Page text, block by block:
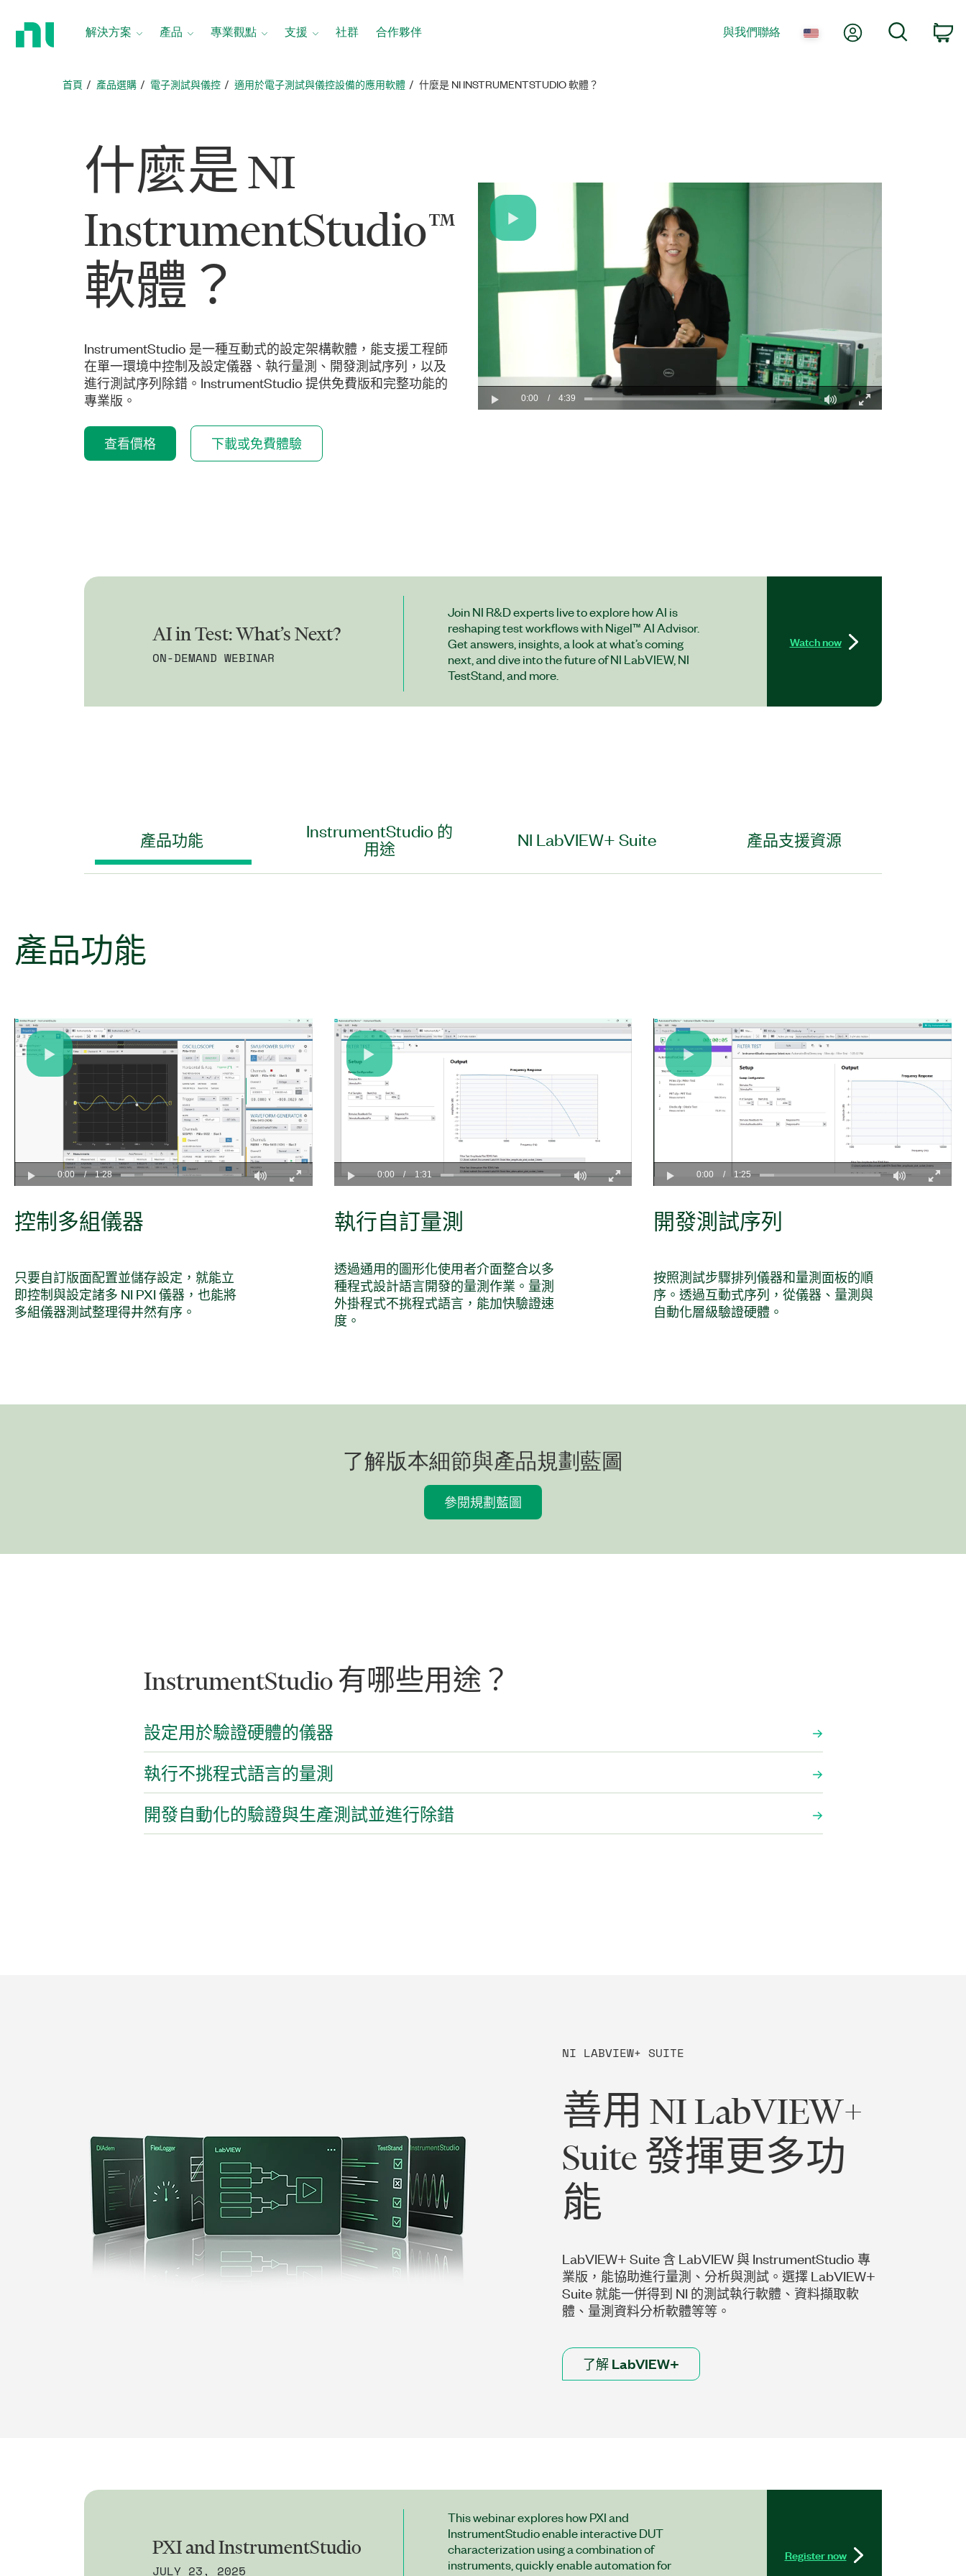
解決方案 產品 專業觀點 支援 社群 合作夥伴 與我們聯絡 我的帳號
首頁 產品選購 電子測試與儀控 適用於電子測試與儀控設備的應用軟體 什麼是 NI INSTRUMENTSTUDIO 軟體？
什麼是 NI
InstrumentStudio™
軟體？
Play
0:00 /
4:39
Fullscreen
InstrumentStudio 是一種互動式的設定架構軟體，能支援工程師
在單一環境中控制及設定儀器、執行量測、開發測試序列，以及
進行測試序列除錯。InstrumentStudio 提供免費版和完整功能的
專業版。
查看價格 下載或免費體驗
AI in Test: What’s Next?
ON-DEMAND WEBINAR
Join NI R&D experts live to explore how AI is
reshaping test workflows with Nigel™ AI Advisor.
Get answers, insights, a look at what’s coming
next, and dive into the future of NI LabVIEW, NI
TestStand, and more.
Watch now
產品功能
InstrumentStudio 的
用途
NI LabVIEW+ Suite 產品支援資源
產品功能
Play
0:00 /
1:28
Fullscreen
控制多組儀器
只要自訂版面配置並儲存設定，就能立
即控制與設定諸多 NI PXI 儀器，也能將
多組儀器測試整理得井然有序。
Play
Video
Play
0:00 /
1:31
Fullscreen
執行 自訂 量測
透過通用的圖形化使用者介面整合以多
種程式設計語言開發的量測作業。量測
外掛程式不挑程式語言，能加快驗證速
度。
Play
Video
Play
0:00 /
1:25
Fullscreen
開發測試序列
按照測試步驟排列儀器和量測面板的順
序。透過互動式序列，從儀器、量測與
自動化層級驗證硬體。
了解版本細節與產品規劃藍圖
參閱規劃藍圖
InstrumentStudio 有哪些用途？
設定用於驗證硬體的儀器
執行不挑程式語言的量測
開發自動化的驗證與生產測試並進行除錯
NI LABVIEW+ SUITE
善用 NI LabVIEW+
Suite 發揮更多功
能
LabVIEW+ Suite 含 LabVIEW 與 InstrumentStudio 專
業版，能協助進行量測、分析與測試。選擇 LabVIEW+
Suite 就能一併得到 NI 的測試執行軟體、資料擷取軟
體、量測資料分析軟體等等。
了解 LabVIEW+
PXI and InstrumentStudio
JULY 23, 2025
This webinar explores how PXI and
InstrumentStudio enable interactive DUT
characterization using a combination of
instruments, quickly enable automation for
Register now